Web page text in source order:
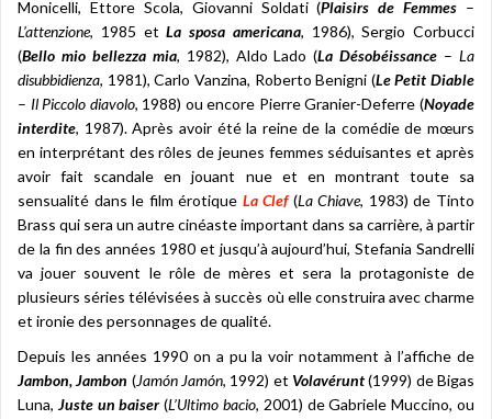
Monicelli, Ettore Scola, Giovanni Soldati (Plaisirs de Femmes –
L’attenzione, 1985 etLa sposa americana, 1986), Sergio Corbucci
(Bello mio bellezza mia, 1982), Aldo Lado (La Désobéissance –La
disubbidienza, 1981), Carlo Vanzina, Roberto Benigni (Le Petit Diable
– Il Piccolo diavolo, 1988) ou encore Pierre Granier-Deferre (Noyade
interdite, 1987). Après avoir été la reine de la comédie de mœurs
en interprétant des rôles de jeunes femmes séduisantes et après
avoir fait scandale en jouant nue et en montrant toute sa
sensualité dans le film érotique La Clef(La Chiave, 1983) de Tinto
Brass qui sera un autre cinéaste important dans sa carrière, à partir
de la fin des années 1980 et jusqu’à aujourd’hui, Stefania Sandrelli
va jouer souvent le rôle de mères et sera la protagoniste de
plusieurs séries télévisées à succès où elle construira avec charme
et ironie des personnages de qualité.
Depuis les années 1990 on a pu la voir notamment à l’affiche de
Jambon, Jambon (Jamón Jamón, 1992) et Volavérunt(1999) de Bigas
Luna,Juste un baiser(L’Ultimo bacio, 2001) de Gabriele Muccino, ou